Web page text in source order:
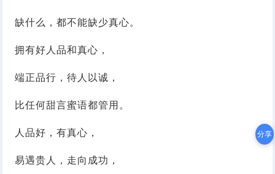
缺什么，都不能缺少真心。
拥有好人品和真心，
端正品行，待人以诚，
比任何甜言蜜语都管用。
人品好，有真心，
易遇贵人，走向成功，
分享